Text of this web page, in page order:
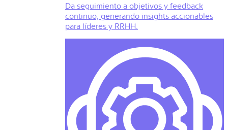
Da seguimiento a objetivos y feedback
continuo, generando insights accionables
para líderes y RRHH.